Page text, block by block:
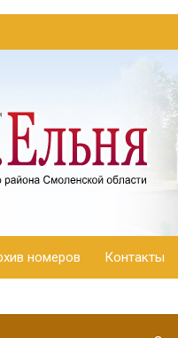
номеров Контакты